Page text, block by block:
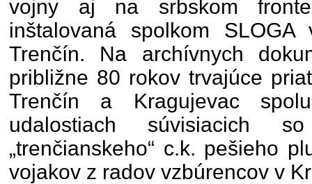
vojny aj na srbskom
inštalovaná spolkom
Trenčín. Na archívnych
približne 80 rokov trvajúce
Trenčín a Kragujevac
udalostiach súvisiacich
„trenčianskeho“ c.k. pešieho
vojakov z radov vzbúrencov v